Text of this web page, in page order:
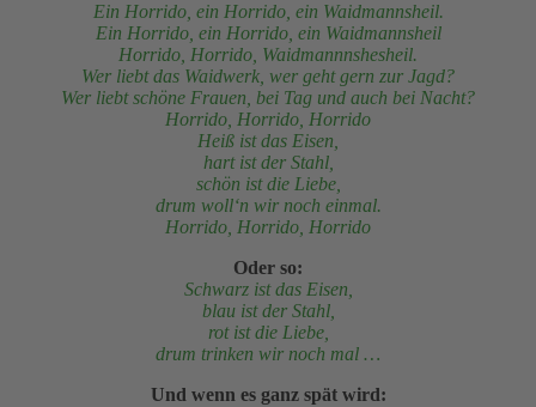
Ein Horrido, ein Horrido, ein Waidmannsheil.
Ein Horrido, ein Horrido, ein Waidmannsheil
Horrido, Horrido, Waidmannnshesheil.
Wer liebt das Waidwerk, wer geht gern zur Jagd?
Wer liebt schöne Frauen, bei Tag und auch bei Nacht?
Horrido, Horrido, Horrido
Heiß ist das Eisen,
hart ist der Stahl,
schön ist die Liebe,
drum woll‘n wir noch einmal.
Horrido, Horrido, Horrido
Oder so:
Schwarz ist das Eisen,
blau ist der Stahl,
rot ist die Liebe,
drum trinken wir noch mal …
Und wenn es ganz spät wird: